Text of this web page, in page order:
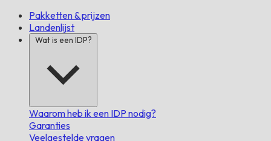
Pakketten & prijzen
Landenlijst
Wat is een IDP?
Waarom heb ik een IDP nodig?
Garanties
Veelgestelde vragen